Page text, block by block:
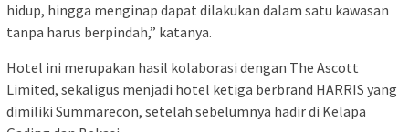
hidup, hingga menginap dapat dilakukan dalam satu kawasan
tanpa harus berpindah,” katanya.
Hotel ini merupakan hasil kolaborasi dengan The Ascott
Limited, sekaligus menjadi hotel ketiga berbrand HARRIS yang
dimiliki Summarecon, setelah sebelumnya hadir di Kelapa